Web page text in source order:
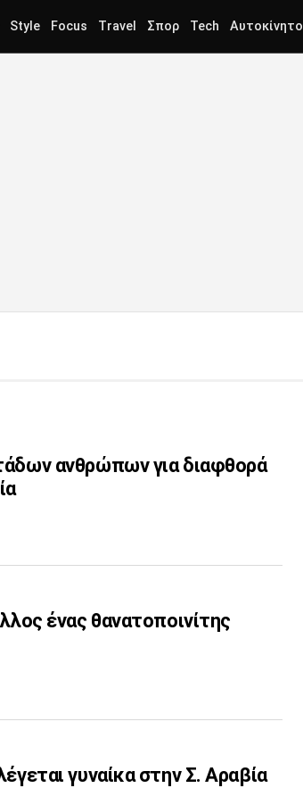
Style Focus Travel Σπορ Tech Αυτοκίνητο
ανθρώπων για διαφθορά
ένας θανατοποινίτης
γυναίκα στην Σ. Αραβία